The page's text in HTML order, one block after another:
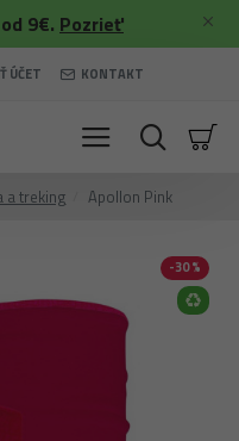
9€. Pozrieť
ÚČET KONTAKT
a treking Apollon Pink
-30 %